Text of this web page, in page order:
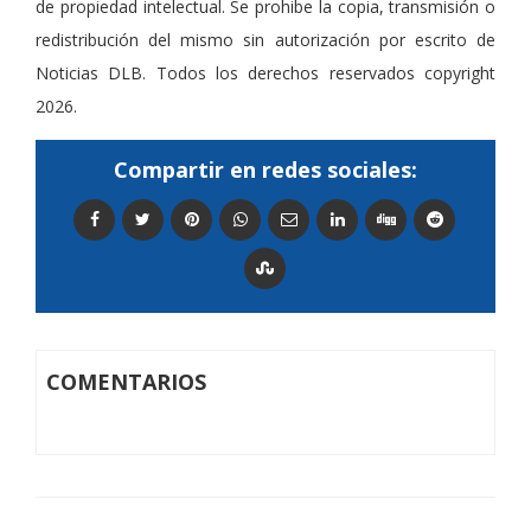
de propiedad intelectual. Se prohibe la copia, transmisión o
redistribución del mismo sin autorización por escrito de
Noticias DLB. Todos los derechos reservados copyright
2026.
Compartir en redes sociales:
COMENTARIOS